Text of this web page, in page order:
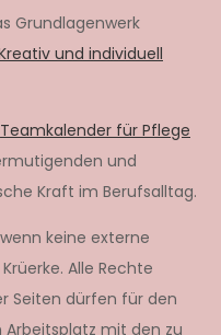
Grundlagenwerk
und individuell
für Pflege
und
Kraft im Berufsalltag.
keine externe
Alle Rechte
Seiten dürfen für den
mit den zu